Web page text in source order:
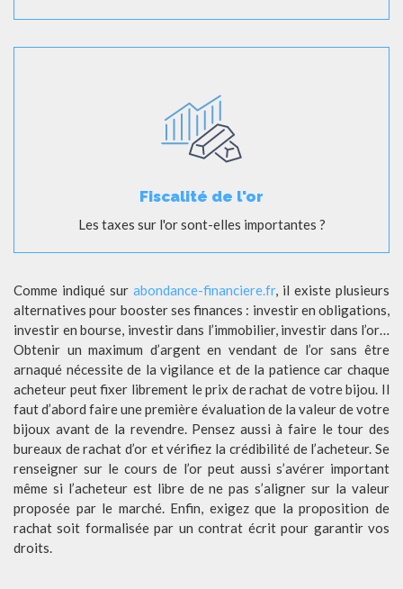
Fiscalité de l'or
Les taxes sur l'or sont-elles importantes ?
Comme indiqué sur abondance-financiere.fr, il existe plusieurs
alternatives pour booster ses finances : investir en obligations,
investir en bourse, investir dans l’immobilier, investir dans l’or…
Obtenir un maximum d’argent en vendant de l’or sans être
arnaqué nécessite de la vigilance et de la patience car chaque
acheteur peut fixer librement le prix de rachat de votre bijou. Il
faut d’abord faire une première évaluation de la valeur de votre
bijoux avant de la revendre. Pensez aussi à faire le tour des
bureaux de rachat d’or et vérifiez la crédibilité de l’acheteur. Se
renseigner sur le cours de l’or peut aussi s’avérer important
même si l’acheteur est libre de ne pas s’aligner sur la valeur
proposée par le marché. Enfin, exigez que la proposition de
rachat soit formalisée par un contrat écrit pour garantir vos
droits.